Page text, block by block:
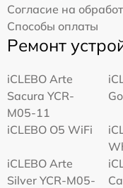
Согласие на
Способы оплаты
Ремонт
iCLEBO Arte
Sacura YCR-
M05-11
iCLEBO O5 WiFi
iCLEBO Arte
Silver YCR-M05-